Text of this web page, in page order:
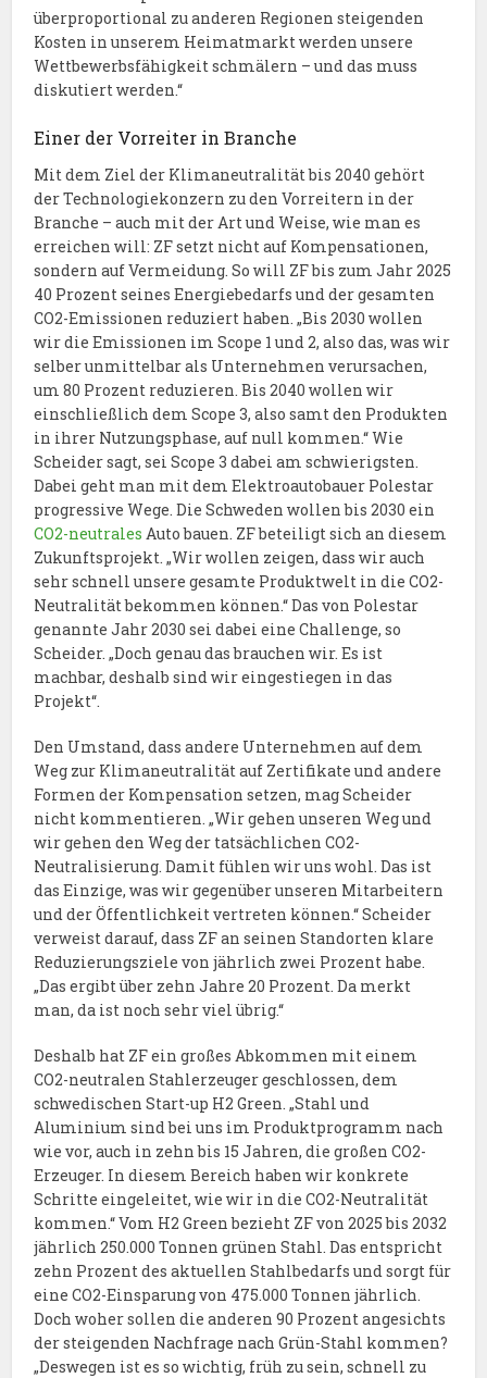
überproportional zu anderen Regionen steigenden
Kosten in unserem Heimatmarkt werden unsere
Wettbewerbsfähigkeit schmälern – und das muss
diskutiert werden.“
Einer der Vorreiter in Branche
Mit dem Ziel der Klimaneutralität bis 2040 gehört
der Technologiekonzern zu den Vorreitern in der
Branche – auch mit der Art und Weise, wie man es
erreichen will: ZF setzt nicht auf Kompensationen,
sondern auf Vermeidung. So will ZF bis zum Jahr 2025
40 Prozent seines Energiebedarfs und der gesamten
CO2-Emissionen reduziert haben. „Bis 2030 wollen
wir die Emissionen im Scope 1 und 2, also das, was wir
selber unmittelbar als Unternehmen verursachen,
um 80 Prozent reduzieren. Bis 2040 wollen wir
einschließlich dem Scope 3, also samt den Produkten
in ihrer Nutzungsphase, auf null kommen.“ Wie
Scheider sagt, sei Scope 3 dabei am schwierigsten.
Dabei geht man mit dem Elektroautobauer Polestar
progressive Wege. Die Schweden wollen bis 2030 ein
CO2-neutrales Auto bauen. ZF beteiligt sich an diesem
Zukunftsprojekt. „Wir wollen zeigen, dass wir auch
sehr schnell unsere gesamte Produktwelt in die CO2-
Neutralität bekommen können.“ Das von Polestar
genannte Jahr 2030 sei dabei eine Challenge, so
Scheider. „Doch genau das brauchen wir. Es ist
machbar, deshalb sind wir eingestiegen in das
Projekt“.
Den Umstand, dass andere Unternehmen auf dem
Weg zur Klimaneutralität auf Zertifikate und andere
Formen der Kompensation setzen, mag Scheider
nicht kommentieren. „Wir gehen unseren Weg und
wir gehen den Weg der tatsächlichen CO2-
Neutralisierung. Damit fühlen wir uns wohl. Das ist
das Einzige, was wir gegenüber unseren Mitarbeitern
und der Öffentlichkeit vertreten können.“ Scheider
verweist darauf, dass ZF an seinen Standorten klare
Reduzierungsziele von jährlich zwei Prozent habe.
„Das ergibt über zehn Jahre 20 Prozent. Da merkt
man, da ist noch sehr viel übrig.“
Deshalb hat ZF ein großes Abkommen mit einem
CO2-neutralen Stahlerzeuger geschlossen, dem
schwedischen Start-up H2 Green. „Stahl und
Aluminium sind bei uns im Produktprogramm nach
wie vor, auch in zehn bis 15 Jahren, die großen CO2-
Erzeuger. In diesem Bereich haben wir konkrete
Schritte eingeleitet, wie wir in die CO2-Neutralität
kommen.“ Vom H2 Green bezieht ZF von 2025 bis 2032
jährlich 250.000 Tonnen grünen Stahl. Das entspricht
zehn Prozent des aktuellen Stahlbedarfs und sorgt für
eine CO2-Einsparung von 475.000 Tonnen jährlich.
Doch woher sollen die anderen 90 Prozent angesichts
der steigenden Nachfrage nach Grün-Stahl kommen?
„Deswegen ist es so wichtig, früh zu sein, schnell zu